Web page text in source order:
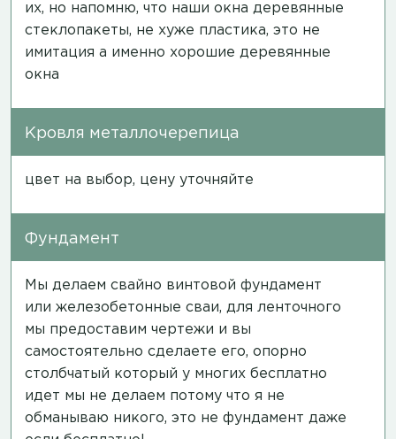
их, но напомню, что наши окна деревянные
стеклопакеты, не хуже пластика, это не
имитация а именно хорошие деревянные
окна
Кровля металлочерепица
цвет на выбор, цену уточняйте
Фундамент
Мы делаем свайно винтовой фундамент
или железобетонные сваи, для ленточного
мы предоставим чертежи и вы
самостоятельно сделаете его, опорно
столбчатый который у многих бесплатно
идет мы не делаем потому что я не
обманываю никого, это не фундамент даже